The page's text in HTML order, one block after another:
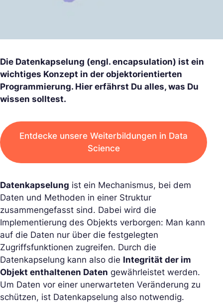
Die Datenkapselung (engl. encapsulation) ist ein
wichtiges Konzept in der objektorientierten
Programmierung. Hier erfährst Du alles, was Du
wissen solltest.
Entdecke unsere Weiterbildungen in Data
Science
Datenkapselung ist ein Mechanismus, bei dem
Daten und Methoden in einer Struktur
zusammengefasst sind. Dabei wird die
Implementierung des Objekts verborgen: Man kann
auf die Daten nur über die festgelegten
Zugriffsfunktionen zugreifen. Durch die
Datenkapselung kann also die Integrität der im
Objekt enthaltenen Daten gewährleistet werden.
Um Daten vor einer unerwarteten Veränderung zu
schützen, ist Datenkapselung also notwendig.